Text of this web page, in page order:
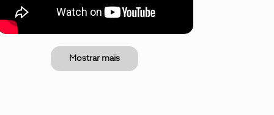
Mostrar mais